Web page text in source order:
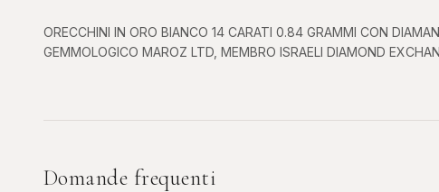
ORECCHINI IN ORO BIANCO 14 CARATI 0.84 GRAMMI CON
GEMMOLOGICO MAROZ LTD, MEMBRO ISRAELI DIAMOND
Domande frequenti